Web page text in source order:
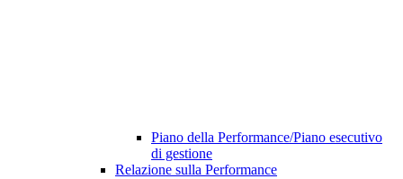
Piano della Performance/Piano esecutivo
di gestione
Relazione sulla Performance